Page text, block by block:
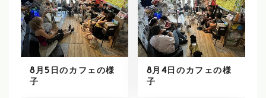
8月5日のカフェの様
子
8月4日のカフェの様
子